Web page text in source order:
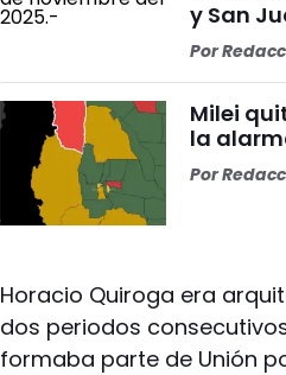
y San
Por
Milei
la
Por
Horacio Quiroga era
dos periodos
formaba parte de Unión